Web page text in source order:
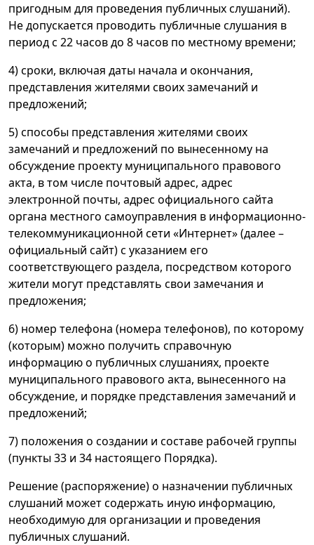
пригодным для проведения публичных слушаний).
Не допускается проводить публичные слушания в
период с 22 часов до 8 часов по местному времени;
4) сроки, включая даты начала и окончания,
представления жителями своих замечаний и
предложений;
5) способы представления жителями своих
замечаний и предложений по вынесенному на
обсуждение проекту муниципального правового
акта, в том числе почтовый адрес, адрес
электронной почты, адрес официального сайта
органа местного самоуправления в информационно-
телекоммуникационной сети «Интернет» (далее –
официальный сайт) с указанием его
соответствующего раздела, посредством которого
жители могут представлять свои замечания и
предложения;
6) номер телефона (номера телефонов), по которому
(которым) можно получить справочную
информацию о публичных слушаниях, проекте
муниципального правового акта, вынесенного на
обсуждение, и порядке представления замечаний и
предложений;
7) положения о создании и составе рабочей группы
(пункты 33 и 34 настоящего Порядка).
Решение (распоряжение) о назначении публичных
слушаний может содержать иную информацию,
необходимую для организации и проведения
публичных слушаний.